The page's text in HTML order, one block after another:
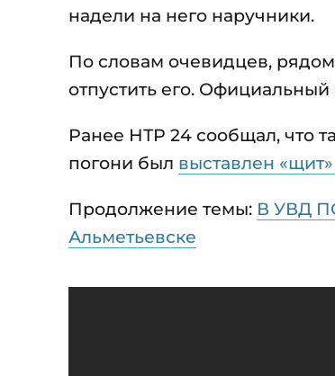
надели на него наручники.
По словам очевидцев,
отпустить его.
Ранее НТР 24 сообщал, что
погони был выставлен
Продолжение темы: В УВД
Альметьевске